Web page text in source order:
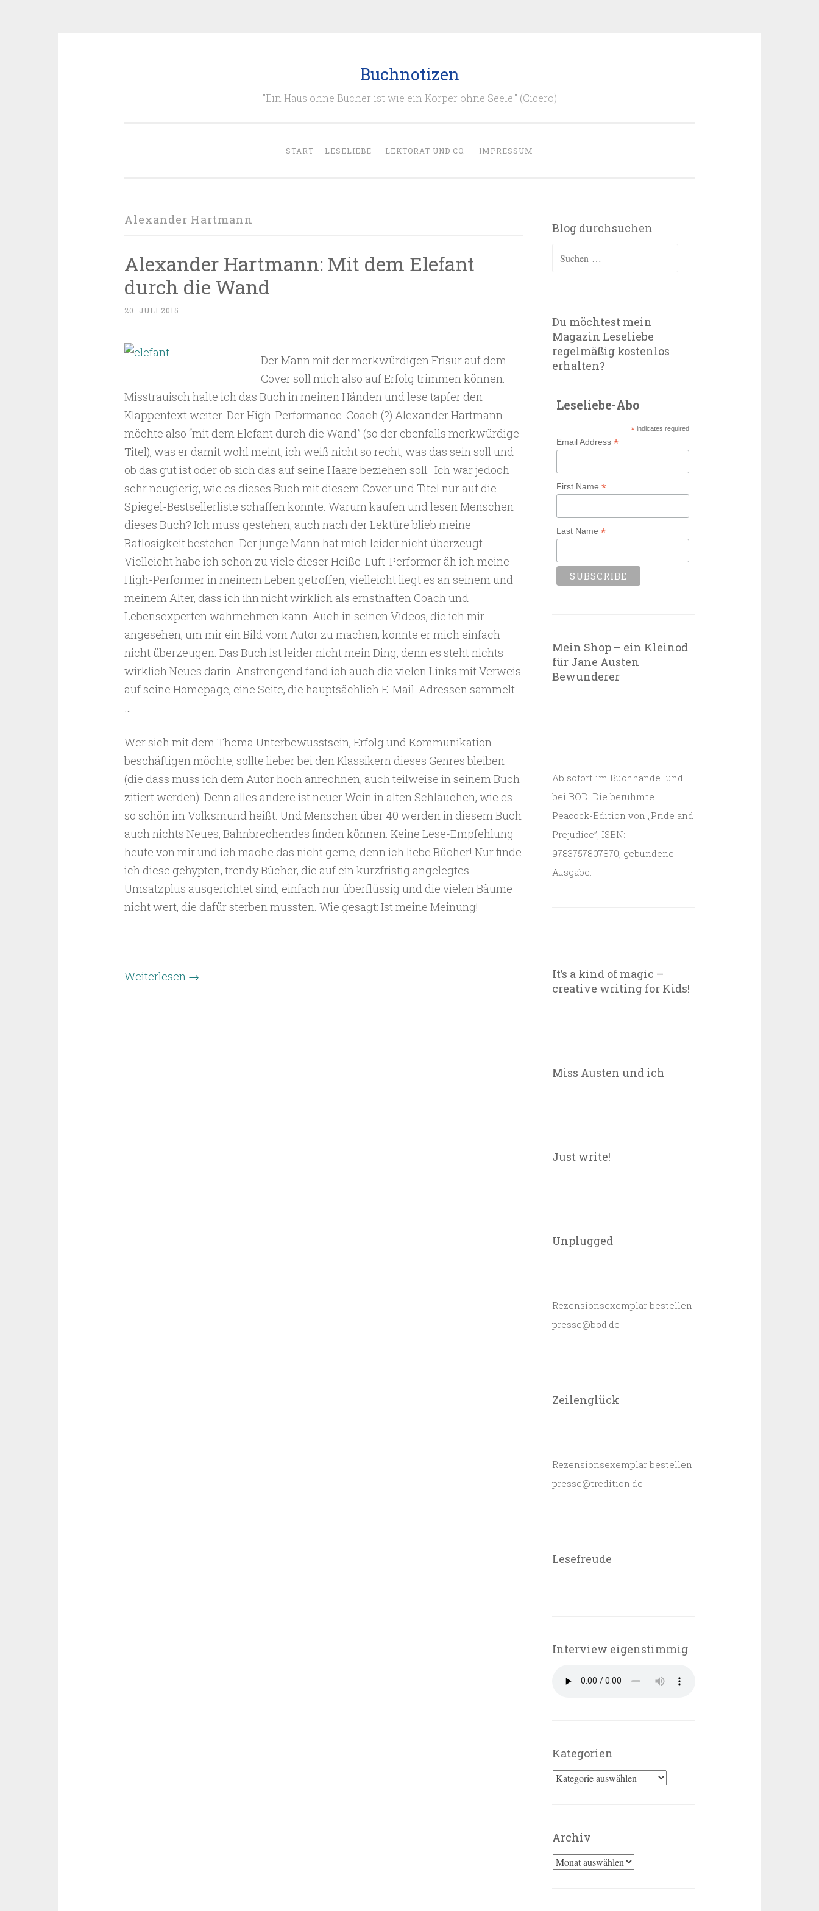
Buchnotizen
"Ein Haus ohne Bücher ist wie ein Körper ohne Seele." (Cicero)
START LESELIEBE LEKTORAT UND CO. IMPRESSUM
Alexander Hartmann
Alexander Hartmann: Mit dem Elefant
durch die Wand
20. JULI 2015
Der Mann mit der merkwürdigen Frisur auf dem
Cover soll mich also auf Erfolg trimmen können.
Misstrauisch halte ich das Buch in meinen Händen und lese tapfer den
Klappentext weiter. Der High-Performance-Coach (?) Alexander Hartmann
möchte also “mit dem Elefant durch die Wand” (so der ebenfalls merkwürdige
Titel), was er damit wohl meint, ich weiß nicht so recht, was das sein soll und
ob das gut ist oder ob sich das auf seine Haare beziehen soll. Ich war jedoch
sehr neugierig, wie es dieses Buch mit diesem Cover und Titel nur auf die
Spiegel-Bestsellerliste schaffen konnte. Warum kaufen und lesen Menschen
dieses Buch? Ich muss gestehen, auch nach der Lektüre blieb meine
Ratlosigkeit bestehen. Der junge Mann hat mich leider nicht überzeugt.
Vielleicht habe ich schon zu viele dieser Heiße-Luft-Performer äh ich meine
High-Performer in meinem Leben getroffen, vielleicht liegt es an seinem und
meinem Alter, dass ich ihn nicht wirklich als ernsthaften Coach und
Lebensexperten wahrnehmen kann. Auch in seinen Videos, die ich mir
angesehen, um mir ein Bild vom Autor zu machen, konnte er mich einfach
nicht überzeugen. Das Buch ist leider nicht mein Ding, denn es steht nichts
wirklich Neues darin. Anstrengend fand ich auch die vielen Links mit Verweis
auf seine Homepage, eine Seite, die hauptsächlich E-Mail-Adressen sammelt
…
Wer sich mit dem Thema Unterbewusstsein, Erfolg und Kommunikation
beschäftigen möchte, sollte lieber bei den Klassikern dieses Genres bleiben
(die dass muss ich dem Autor hoch anrechnen, auch teilweise in seinem Buch
zitiert werden). Denn alles andere ist neuer Wein in alten Schläuchen, wie es
so schön im Volksmund heißt. Und Menschen über 40 werden in diesem Buch
auch nichts Neues, Bahnbrechendes finden können. Keine Lese-Empfehlung
heute von mir und ich mache das nicht gerne, denn ich liebe Bücher! Nur finde
ich diese gehypten, trendy Bücher, die auf ein kurzfristig angelegtes
Umsatzplus ausgerichtet sind, einfach nur überflüssig und die vielen Bäume
nicht wert, die dafür sterben mussten. Wie gesagt: Ist meine Meinung!
Weiterlesen →
Blog durchsuchen
Suchen
Du möchtest mein
Magazin Leseliebe
regelmäßig kostenlos
erhalten?
Leseliebe-Abo
* indicates required
Email Address*
First Name*
Last Name*
Mein Shop – ein Kleinod
für Jane Austen
Bewunderer
Ab sofort im Buchhandel und
bei BOD: Die berühmte
Peacock-Edition von „Pride and
Prejudice”, ISBN:
9783757807870, gebundene
Ausgabe.
It’s a kind of magic –
creative writing for Kids!
Miss Austen und ich
Just write!
Unplugged
Rezensionsexemplar bestellen:
presse@bod.de
Zeilenglück
Rezensionsexemplar bestellen:
presse@tredition.de
Lesefreude
Interview eigenstimmig
Kategorien
Kategorien
Archiv
Archiv